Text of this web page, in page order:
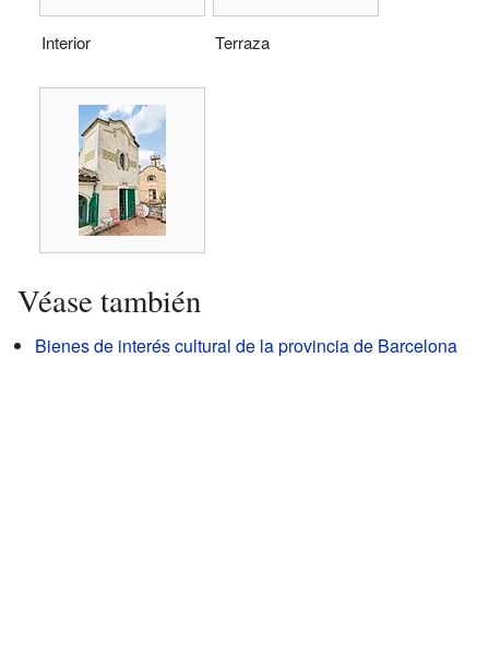
Interior Terraza
Véase también
Bienes de interés cultural de la provincia de Barcelona